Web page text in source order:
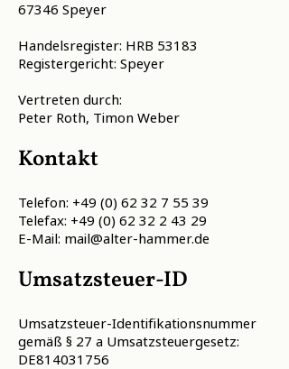
67346 Speyer
Handelsregister: HRB 53183
Registergericht: Speyer
Vertreten durch:
Peter Roth, Timon Weber
Kontakt
Telefon: +49 (0) 62 32 7 55 39
Telefax: +49 (0) 62 32 2 43 29
E-Mail: mail@alter-hammer.de
Umsatzsteuer-ID
Umsatzsteuer-Identifikationsnummer
gemäß § 27 a Umsatzsteuergesetz:
DE814031756